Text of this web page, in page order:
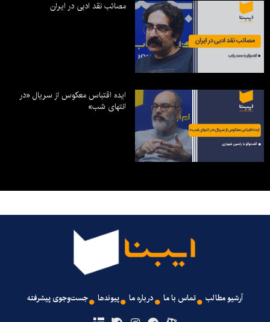
مصائب نقد ادبی در ایران
ایده اقتباس معکوس از سریال «در
انتهای شب»
آرشیو مطالب تماس با ما درباره ما پیوندها جست‌وجوی پیشرفته